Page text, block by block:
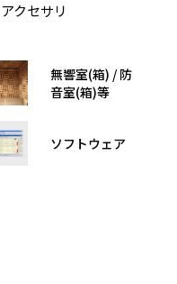
アクセサリ
無響室(箱) / 防
音室(箱)等
ソフトウェア